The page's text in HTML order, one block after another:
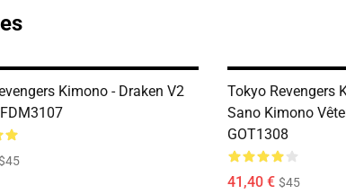
Kimono - Draken V2
Tokyo Revengers
Sano Kimono
GOT1308
41,40 € $45